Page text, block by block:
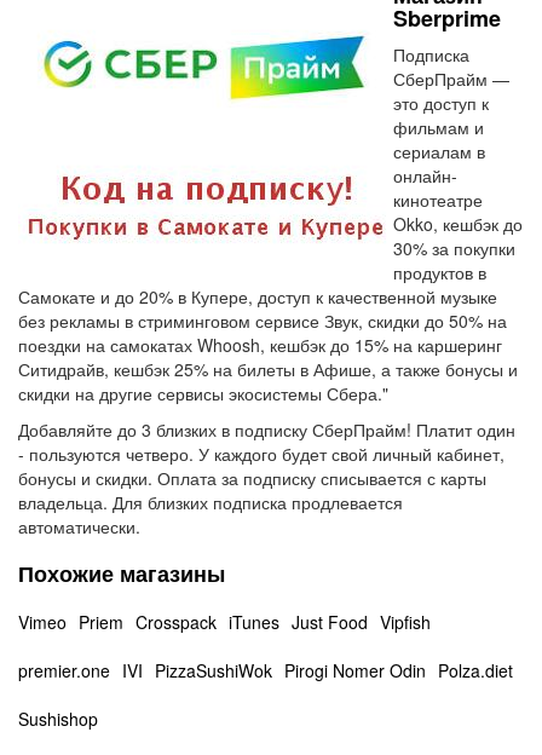
Sberprime
Подписка
СберПрайм —
это доступ к
фильмам и
сериалам в
онлайн-
кинотеатре
Okko, кешбэк до
30% за покупки
продуктов в
Самокате и до 20% в Купере, доступ к качественной музыке
без рекламы в стриминговом сервисе Звук, скидки до 50% на
поездки на самокатах Whoosh, кешбэк до 15% на каршеринг
Ситидрайв, кешбэк 25% на билеты в Афише, а также бонусы и
скидки на другие сервисы экосистемы Сбера."
Добавляйте до 3 близких в подписку СберПрайм! Платит один
- пользуются четверо. У каждого будет свой личный кабинет,
бонусы и скидки. Оплата за подписку списывается с карты
владельца. Для близких подписка продлевается
автоматически.
Похожие магазины
Vimeo Priem Crosspack iTunes Just Food Vipfish
premier.one IVI PizzaSushiWok Pirogi Nomer Odin Polza.diet
Sushishop